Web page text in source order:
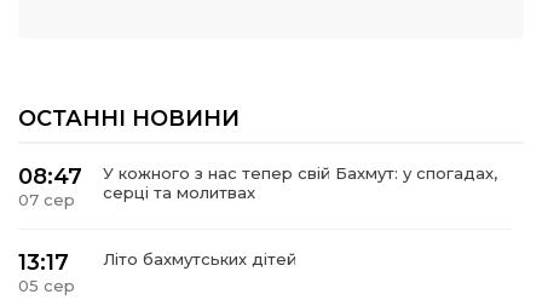
ОСТАННІ НОВИНИ
08:47
07 сер
У кожного з нас тепер свій Бахмут: у спогадах,
серці та молитвах
13:17
05 сер
Літо бахмутських дітей